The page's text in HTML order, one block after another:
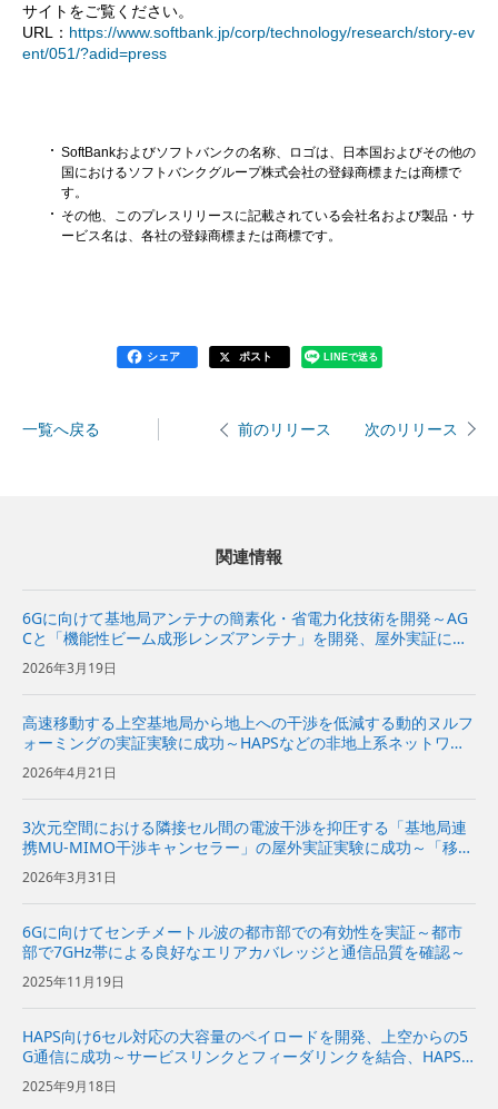
サイトをご覧ください。
URL： https://www.softbank.jp/corp/technology/research/story-ev
ent/051/?adid=press
SoftBankおよびソフトバンクの名称、ロゴは、日本国およびその他の
国におけるソフトバンクグループ株式会社の登録商標または商標で
す。
その他、このプレスリリースに記載されている会社名および製品・サ
ービス名は、各社の登録商標または商標です。
シェア ポスト LINEで送る
一覧へ戻る 前のリリース 次のリリース
関連情報
6Gに向けて基地局アンテナの簡素化・省電力化技術を開発～AG
Cと「機能性ビーム成形レンズアンテナ」を開発、屋外実証に成
功～
2026年3月19日
高速移動する上空基地局から地上への干渉を低減する動的ヌルフ
ォーミングの実証実験に成功～HAPSなどの非地上系ネットワー
クと地上の通信ネットワークの周波数共用が可能に～
2026年4月21日
3次元空間における隣接セル間の電波干渉を抑圧する「基地局連
携MU-MIMO干渉キャンセラー」の屋外実証実験に成功～「移動
通信三次元空間セル構成」の実現に向けて、上空のドローンと地
上のスマホの電波干渉を抑圧～
2026年3月31日
6Gに向けてセンチメートル波の都市部での有効性を実証～都市
部で7GHz帯による良好なエリアカバレッジと通信品質を確認～
2025年11月19日
HAPS向け6セル対応の大容量のペイロードを開発、上空からの5
G通信に成功～サービスリンクとフィーダリンクを結合、HAPS
の商用サービスでの実装に向けて広域で、かつ安定した通信を実
証～
2025年9月18日